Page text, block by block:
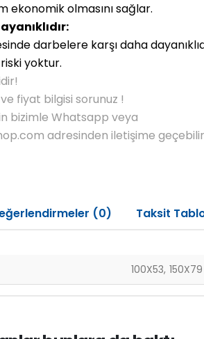
ekonomik olmasını sağlar.
darbelere karşı daha
yoktur.
fiyat bilgisi sorunuz !
bizimle Whatsapp veya
adresinden iletişime
(0) Taksit
100X53, 150X79